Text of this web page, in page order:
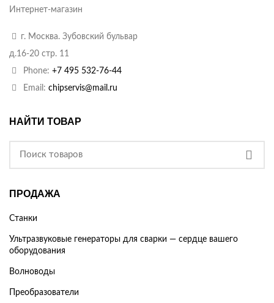
Интернет-магазин
г. Москва. Зубовский бульвар
д.16-20 стр. 11
Phone: +7 495 532-76-44
Email: chipservis@mail.ru
НАЙТИ ТОВАР
ПРОДАЖА
Станки
Ультразвуковые генераторы для сварки — сердце вашего
оборудования
Волноводы
Преобразователи